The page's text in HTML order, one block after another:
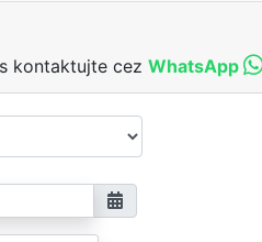
kontaktujte cez WhatsApp